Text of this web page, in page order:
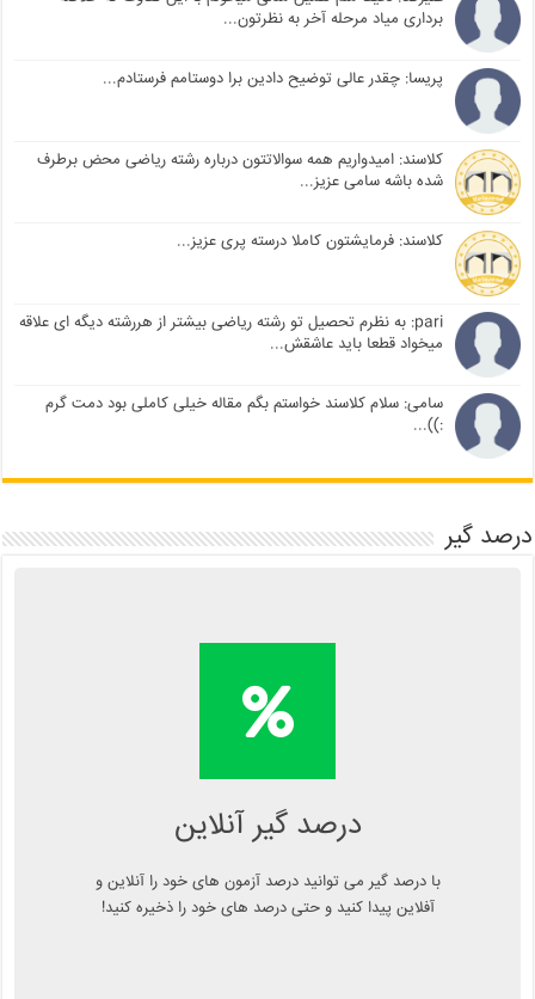
برداری میاد مرحله آخر به نظرتون...
پریسا: چقدر عالی توضیح دادین برا دوستامم فرستادم...
کلاسند: امیدواریم همه سوالاتتون درباره رشته ریاضی محض برطرف
شده باشه سامی عزیز...
کلاسند: فرمایشتون کاملا درسته پری عزیز...
pari: به نظرم تحصیل تو رشته ریاضی بیشتر از هررشته دیگه ای علاقه
میخواد قطعا باید عاشقش...
سامی: سلام کلاسند خواستم بگم مقاله خیلی کاملی بود دمت گرم
:))...
درصد گیر
درصد گیر آنلاین
با درصد گیر می توانید درصد آزمون های خود را آنلاین و
آفلاین پیدا کنید و حتی درصد های خود را ذخیره کنید!
محاسبه آنلاین درصد یا دانلود
اپلیکیشن درصد گیر